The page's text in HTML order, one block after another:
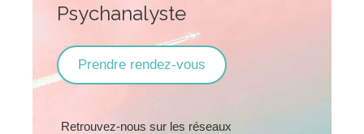
Psychanalyste
Prendre rendez-vous
Retrouvez-nous sur les réseaux